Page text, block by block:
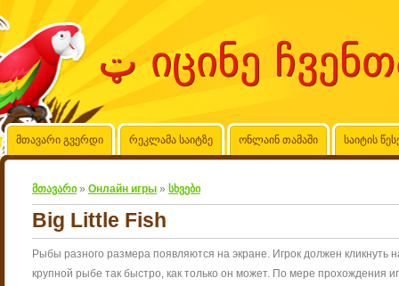
მთავარი გვერდი რეკლამა საიტზე ონლაინ თამაში საიტის
მთავარი » Онлайн игры » სხვები
Big Little Fish
Рыбы разного размера появляются на экране. Игрок должен кликнуть
крупной рыбе так быстро, как только он может. По мере прохождения